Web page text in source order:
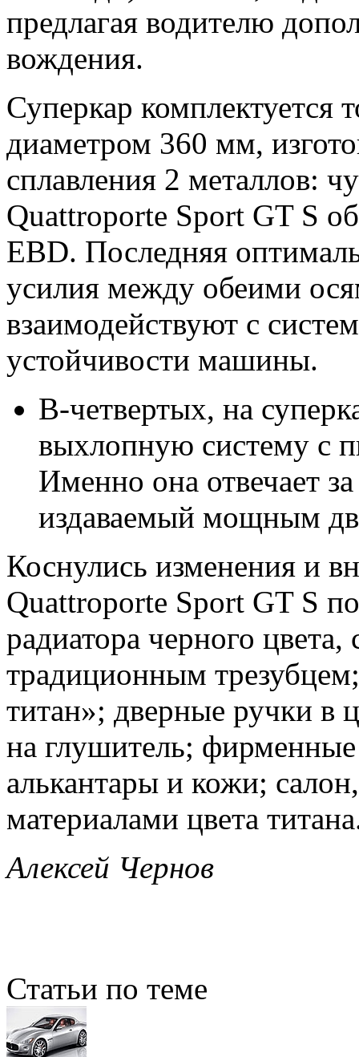
предлагая водителю
вождения.
Суперкар комплектуется
диаметром 360 мм,
сплавления 2 металлов:
Quattroporte Sport GT S
EBD. Последняя
усилия между обеими
взаимодействуют с
устойчивости машины.
В-четвертых, на
выхлопную систему с
Именно она отвечает
издаваемый мощным
Коснулись изменения и
Quattroporte Sport GT S
радиатора черного
традиционным
титан»; дверные ручки в
на глушитель; фирменные
алькантары и кожи;
материалами цвета
Алексей Чернов
Статьи по теме